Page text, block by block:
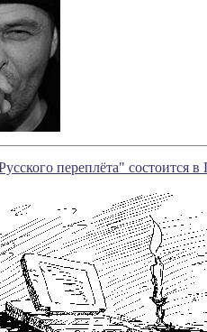
переплёта" состоится